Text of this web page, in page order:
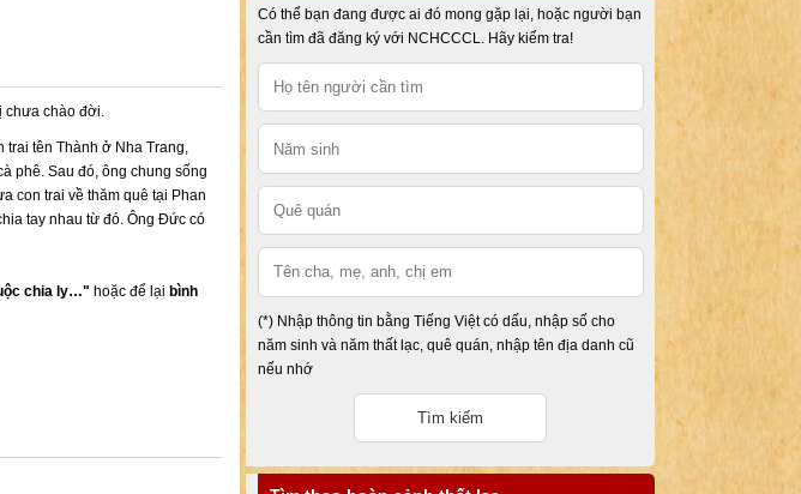
chưa chào đời.
tên Thành ở Nha Trang,
phê. Sau đó, ông chung sống
con trai về thăm quê tại Phan
tay nhau từ đó. Ông Đức có
chia ly…" hoặc để lại bình
Có thể bạn đang được ai đó mong gặp lại, hoặc người bạn
cần tìm đã đăng ký với NCHCCCL. Hãy kiểm tra!
(*) Nhập thông tin bằng Tiếng Việt có dấu, nhập số cho
năm sinh và năm thất lạc, quê quán, nhập tên địa danh cũ
nếu nhớ